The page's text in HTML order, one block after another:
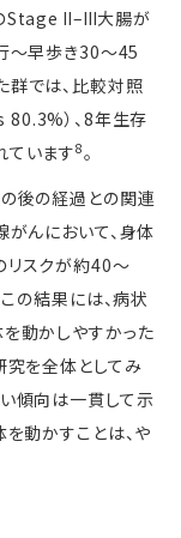
Stage Ⅱ–Ⅲ大腸が
～早歩き30～45
群では、比較対照
80.3%）、8年生存
ています8。
後の経過との関連
がんにおいて、身体
リスクが約40～
この結果には、病状
動かしやすかった
究を全体としてみ
傾向は一貫して示
動かすことは、や